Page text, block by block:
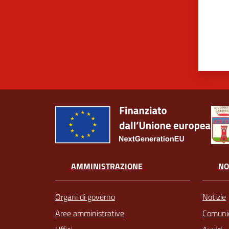
AMMINISTRAZIONE
Organi di governo
Aree amministrative
Notizie